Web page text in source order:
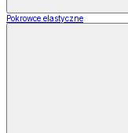
Pokrowce elastyczne